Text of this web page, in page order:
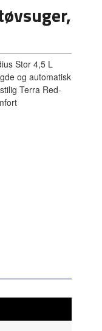
Stor 4,5 L
og automatisk
Terra Red-